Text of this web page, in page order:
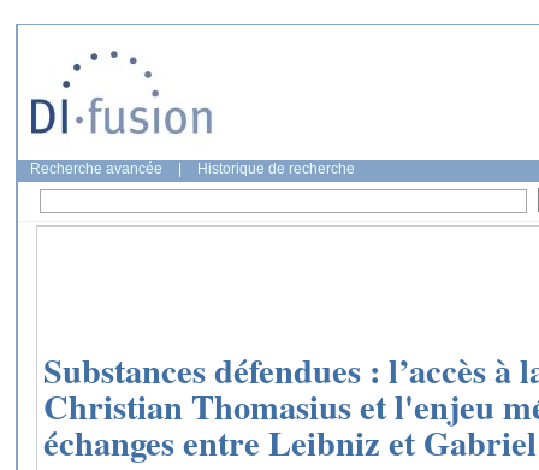
Recherche avancée Historique de recherche
Substances défendues : l’accès à
Christian Thomasius et l'enjeu
échanges entre Leibniz et